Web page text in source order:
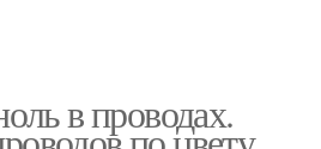
в проводах.